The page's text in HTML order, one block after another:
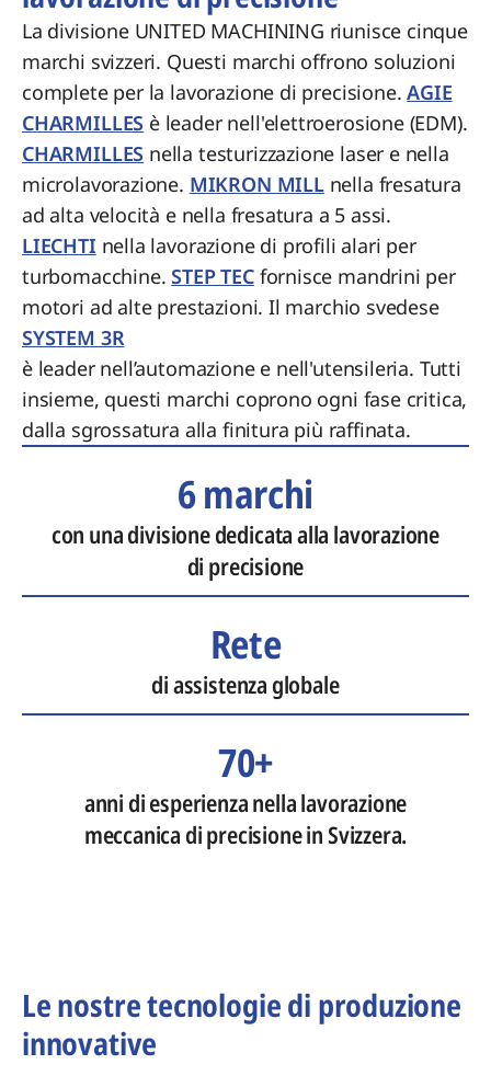
La divisione UNITED MACHINING riunisce cinque
marchi svizzeri. Questi marchi offrono soluzioni
complete per la lavorazione di precisione.AGIE
CHARMILLES è leader nell'elettroerosione (EDM).
CHARMILLES nella testurizzazione laser e nella
microlavorazione. MIKRON MILLnella fresatura
ad alta velocità e nella fresatura a 5 assi.
LIECHTI nella lavorazione di profili alari per
turbomacchine.STEP TECfornisce mandrini per
motori ad alte prestazioni. Il marchio svedese
SYSTEM 3R
è leader nell’automazione e nell'utensileria. Tutti
insieme, questi marchi coprono ogni fase critica,
dalla sgrossatura alla finitura più raffinata.
6 marchi
con una divisione dedicata alla lavorazione
di precisione
Rete
di assistenza globale
70+
anni di esperienza nella lavorazione
meccanica di precisione in Svizzera.
Le nostre tecnologie di produzione
innovative